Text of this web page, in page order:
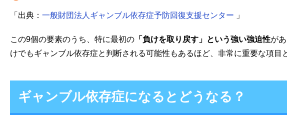
「出典： 一般財団法人ギャンブル依存症予防回復支援センター 」
この9個の要素のうち、特に最初の 「負けを取り戻す」という強い強迫性が
けでもギャンブル依存症と判断される可能性もあるほど、非常に重要な項目
ギャンブル依存症になるとどうなる？